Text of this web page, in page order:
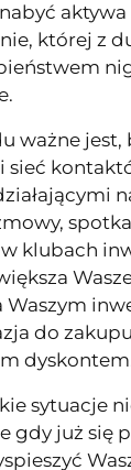
której z
ważne jest,
sieć
klubach
Waszym
do
sytuacje
gdy już się